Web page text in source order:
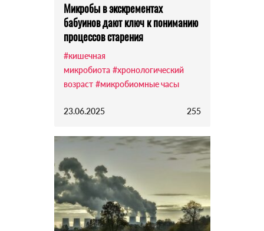
Микробы в экскрементах
бабуинов дают ключ к пониманию
процессов старения
#кишечная
микробиота #хронологический
возраст #микробиомные часы
23.06.2025 255